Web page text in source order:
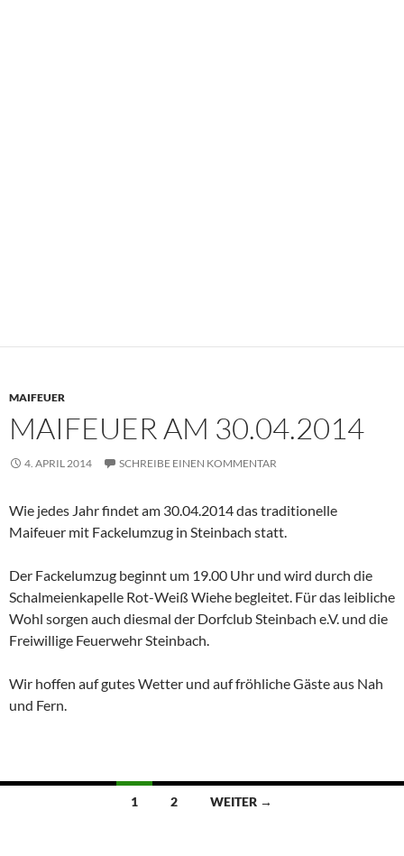
MAIFEUER
MAIFEUER AM 30.04.2014
4. APRIL 2014 SCHREIBE EINEN KOMMENTAR
Wie jedes Jahr findet am 30.04.2014 das traditionelle
Maifeuer mit Fackelumzug in Steinbach statt.
Der Fackelumzug beginnt um 19.00 Uhr und wird durch die
Schalmeienkapelle Rot-Weiß Wiehe begleitet. Für das leibliche
Wohl sorgen auch diesmal der Dorfclub Steinbach e.V. und die
Freiwillige Feuerwehr Steinbach.
Wir hoffen auf gutes Wetter und auf fröhliche Gäste aus Nah
und Fern.
Beitragsnavigation
1 2 WEITER →